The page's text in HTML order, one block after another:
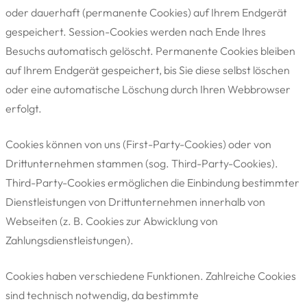
oder dauerhaft (permanente Cookies) auf Ihrem Endgerät
gespeichert. Session-Cookies werden nach Ende Ihres
Besuchs automatisch gelöscht. Permanente Cookies bleiben
auf Ihrem Endgerät gespeichert, bis Sie diese selbst löschen
oder eine automatische Löschung durch Ihren Webbrowser
erfolgt.
Cookies können von uns (First-Party-Cookies) oder von
Drittunternehmen stammen (sog. Third-Party-Cookies).
Third-Party-Cookies ermöglichen die Einbindung bestimmter
Dienstleistungen von Drittunternehmen innerhalb von
Webseiten (z. B. Cookies zur Abwicklung von
Zahlungsdienstleistungen).
Cookies haben verschiedene Funktionen. Zahlreiche Cookies
sind technisch notwendig, da bestimmte